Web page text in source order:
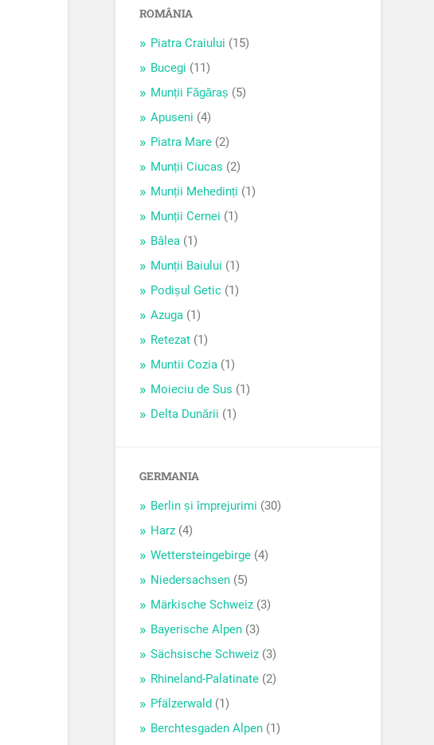
ROMÂNIA
Piatra Craiului (15)
Bucegi (11)
Munții Făgăraș (5)
Apuseni (4)
Piatra Mare (2)
Munții Ciucas (2)
Munții Mehedinți (1)
Munții Cernei (1)
Bâlea (1)
Munții Baiului (1)
Podișul Getic (1)
Azuga (1)
Retezat (1)
Muntii Cozia (1)
Moieciu de Sus (1)
Delta Dunării (1)
GERMANIA
Berlin și împrejurimi (30)
Harz (4)
Wettersteingebirge (4)
Niedersachsen (5)
Märkische Schweiz (3)
Bayerische Alpen (3)
Sächsische Schweiz (3)
Rhineland-Palatinate (2)
Pfälzerwald (1)
Berchtesgaden Alpen (1)